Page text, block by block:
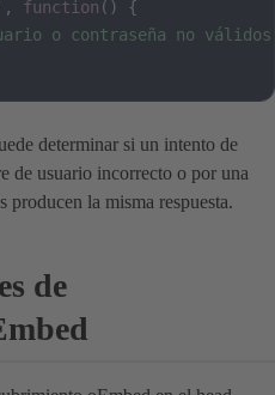
, function ( )
{
o contraseña no
determinar si un intento de
de usuario incorrecto o por una
producen la misma respuesta.
de